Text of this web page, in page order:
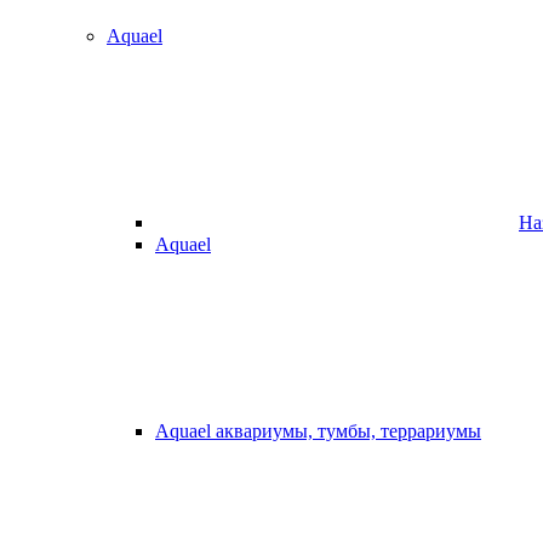
Aquael
Aquael
Aquael аквариумы, тумбы, террариумы